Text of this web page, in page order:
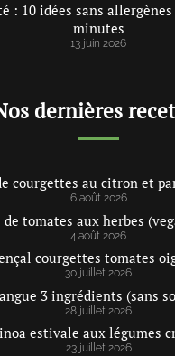
: 10 idées sans
minutes
13 juin 2026
dernières
courgettes au citron et
6 août 2026
tomates aux herbes
4 août 2026
courgettes tomates
30 juillet 2026
3 ingrédients (sans
28 juillet 2026
estivale aux légumes
23 juillet 2026